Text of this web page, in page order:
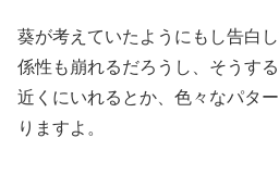
葵が考えていたようにもし告白
係性も崩れるだろうし、そうす
近くにいれるとか、色々なパタ
りますよ。